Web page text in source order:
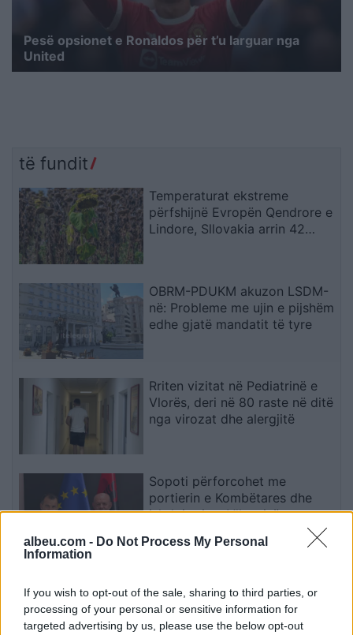
albeu.com - Do Not Process My Personal
Information
If you wish to opt-out of the sale, sharing to third parties, or
processing of your personal or sensitive information for
targeted advertising by us, please use the below opt-out
Pesë opsionet e Ronaldos për t’u larguar nga
United
të fundit
Temperaturat ekstreme
përfshijnë Evropën Qendrore e
Lindore, Sllovakia arrin 42
OBRM-PDUKM akuzon LSDM-
në: Probleme me ujin e pijshëm
edhe gjatë mandatit të tyre
Rriten vizitat në Pediatrinë e
Vlorës, deri në 80 raste në ditë
nga virozat dhe alergjitë
Sopoti përforcohet me
portierin e Kombëtares dhe
ish-lojtarin e Vllaznisë
pas njoftimit për shkëputje nga
skena: Vendimi ishte i
paramenduar, jo i momentit